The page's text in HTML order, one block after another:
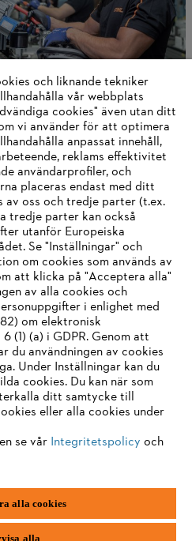
om cookies
och liknande tekniker
vår webbplats
cookies" även utan ditt
vi använder för att optimera
anpassat innehåll,
reklams effektivitet
användarprofiler, och
placeras endast med ditt
av oss och tredje parter (t.ex.
tredje parter kan också
utanför Europeiska
Se "Inställningar" och
om cookies som används av
att klicka på "Acceptera alla"
av alla cookies och
i enlighet med
om elektronisk
(1) (a) i GDPR. Genom att
du användningen av cookies
Under Inställningar kan du
cookies. Du kan när som
ditt samtycke till
eller alla cookies under
se vår Integritetspolicy och
alla cookies
alla